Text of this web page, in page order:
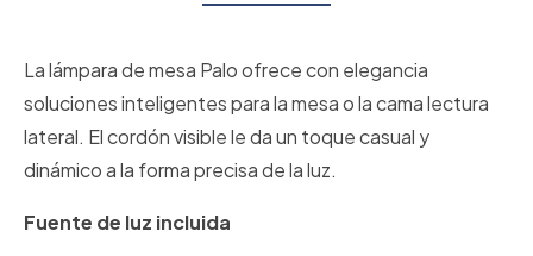
La lámpara de mesa Palo ofrece con elegancia
soluciones inteligentes para la mesa o la cama lectura
lateral. El cordón visible le da un toque casual y
dinámico a la forma precisa de la luz.
Fuente de luz incluida